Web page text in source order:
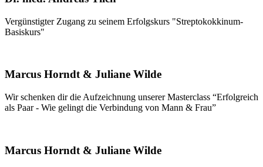
Vergünstigter Zugang zu seinem Erfolgskurs "Streptokokkinum-
Basiskurs"
Marcus Horndt & Juliane Wilde
Wir schenken dir die Aufzeichnung unserer Masterclass “Erfolgreich
als Paar - Wie gelingt die Verbindung von Mann & Frau”
Marcus Horndt & Juliane Wilde